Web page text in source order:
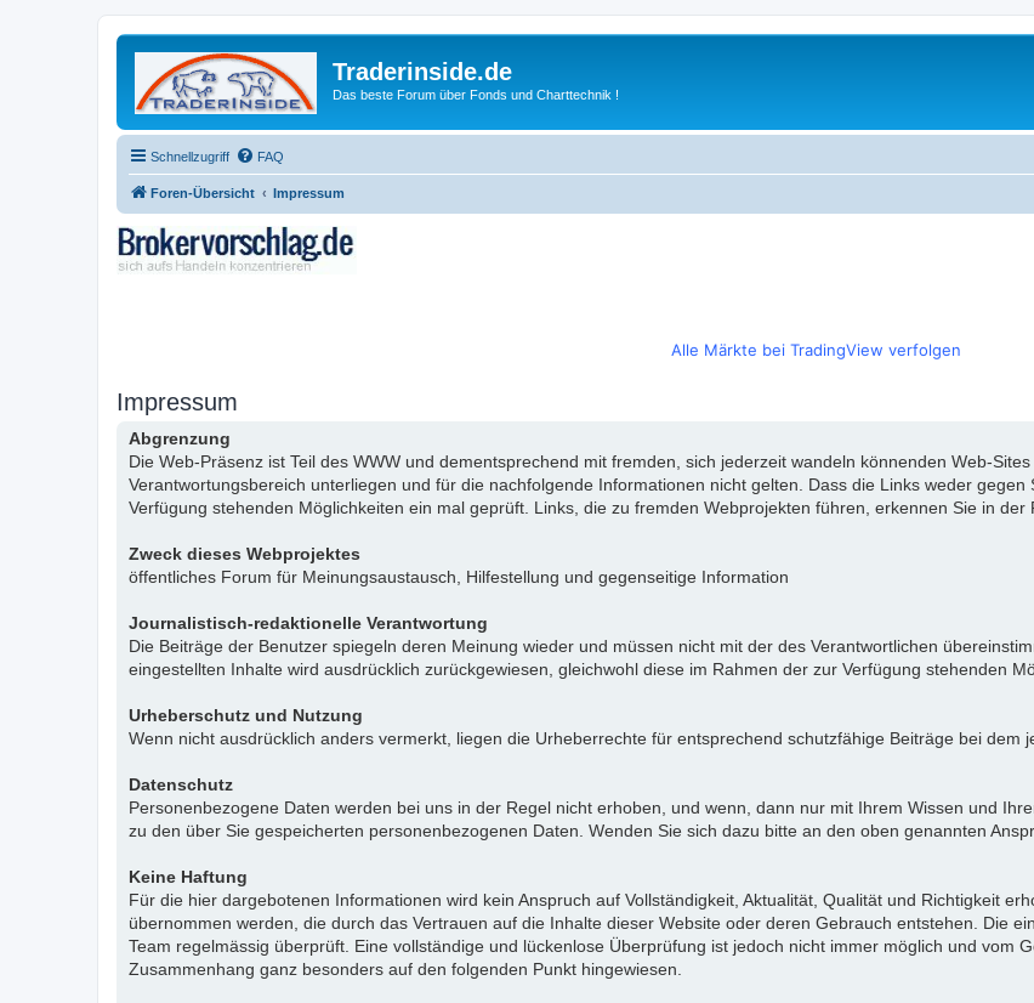
Traderinside.de
Das beste Forum über Fonds und Charttechnik !
Schnellzugriff FAQ
Foren-Übersicht Impressum
Alle Märkte bei TradingView verfolgen
Impressum
Abgrenzung
Die Web-Präsenz ist Teil des WWW und dementsprechend mit fremden, sich jederzeit wandeln könnenden Web-
Verantwortungsbereich unterliegen und für die nachfolgende Informationen nicht gelten. Dass die Links weder
Verfügung stehenden Möglichkeiten ein mal geprüft. Links, die zu fremden Webprojekten führen, erkennen Sie in
Zweck dieses Webprojektes
öffentliches Forum für Meinungsaustausch, Hilfestellung und gegenseitige Information
Journalistisch-redaktionelle Verantwortung
Die Beiträge der Benutzer spiegeln deren Meinung wieder und müssen nicht mit der des Verantwortlichen
eingestellten Inhalte wird ausdrücklich zurückgewiesen, gleichwohl diese im Rahmen der zur Verfügung stehenden
Urheberschutz und Nutzung
Wenn nicht ausdrücklich anders vermerkt, liegen die Urheberrechte für entsprechend schutzfähige Beiträge bei dem
Datenschutz
Personenbezogene Daten werden bei uns in der Regel nicht erhoben, und wenn, dann nur mit Ihrem Wissen und
zu den über Sie gespeicherten personenbezogenen Daten. Wenden Sie sich dazu bitte an den oben genannten
Keine Haftung
Für die hier dargebotenen Informationen wird kein Anspruch auf Vollständigkeit, Aktualität, Qualität und Richtigkeit
übernommen werden, die durch das Vertrauen auf die Inhalte dieser Website oder deren Gebrauch entstehen. Die
Team regelmässig überprüft. Eine vollständige und lückenlose Überprüfung ist jedoch nicht immer möglich und vom
Zusammenhang ganz besonders auf den folgenden Punkt hingewiesen.